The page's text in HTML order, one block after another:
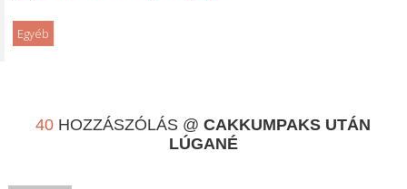
Egyéb
40 HOZZÁSZÓLÁS @CAKKUMPAKS UTÁN
LÚGANÉ